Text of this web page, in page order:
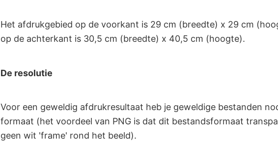
Het afdrukgebied op de voorkant is 29 cm (breedte) x 29 cm
op de achterkant is 30,5 cm (breedte) x 40,5 cm (hoogte).
De resolutie
Voor een geweldig afdrukresultaat heb je geweldige bestanden
formaat (het voordeel van PNG is dat dit bestandsformaat
geen wit 'frame' rond het beeld).